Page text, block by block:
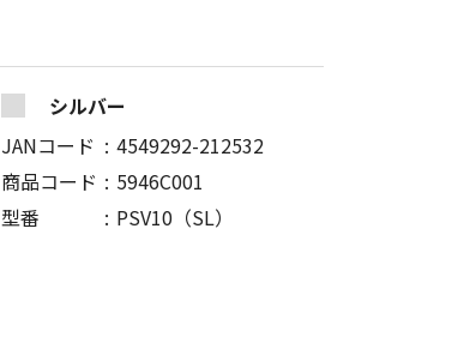
シルバー
JANコード
4549292-212532
商品コード
5946C001
型番
PSV10（SL）